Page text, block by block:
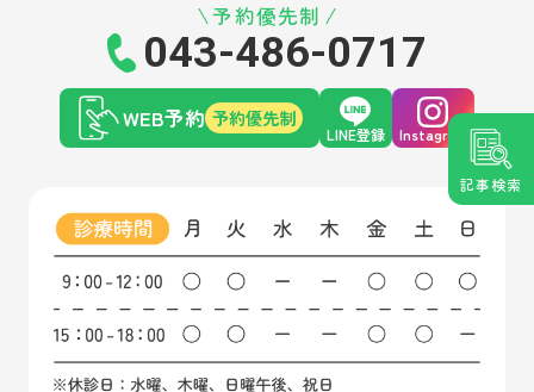
記事検索
予約優先制
043-486-0717
WEB予約 予約優先制
LINE登録 Instagram